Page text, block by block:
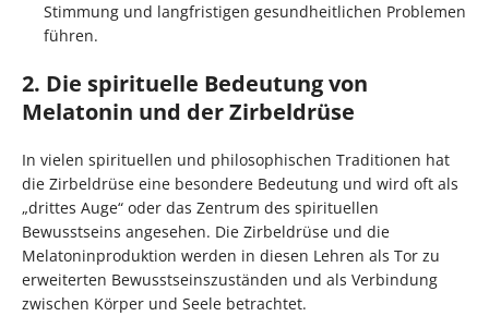
Stimmung und langfristigen gesundheitlichen Problemen
führen.
2. Die spirituelle Bedeutung von
Melatonin und der Zirbeldrüse
In vielen spirituellen und philosophischen Traditionen hat
die Zirbeldrüse eine besondere Bedeutung und wird oft als
„drittes Auge“ oder das Zentrum des spirituellen
Bewusstseins angesehen. Die Zirbeldrüse und die
Melatoninproduktion werden in diesen Lehren als Tor zu
erweiterten Bewusstseinszuständen und als Verbindung
zwischen Körper und Seele betrachtet.